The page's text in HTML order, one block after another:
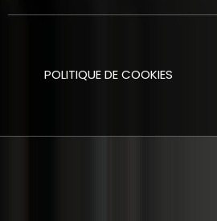
POLITIQUE DE COOKIES